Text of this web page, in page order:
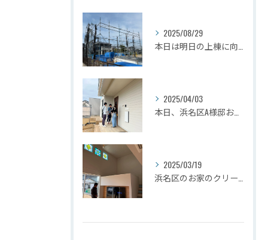
2025/08/29
2025/04/03
2025/03/19